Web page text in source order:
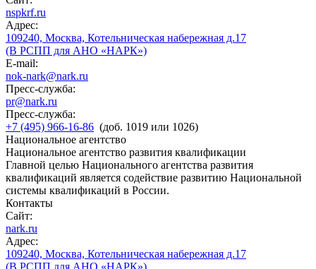
nspkrf.ru
Адрес:
109240, Москва, Котельническая набережная д.17
(В РСПП для АНО «НАРК»)
E-mail:
nok-nark@nark.ru
Пресс-служба:
pr@nark.ru
Пресс-служба:
+7 (495) 966-16-86 (доб. 1019 или 1026)
Национальное агентство
Национальное агентство развития квалификации
Главной целью Национального агентства развития
квалификаций является содействие развитию Национальной
системы квалификаций в России.
Контакты
Сайт:
nark.ru
Адрес:
109240, Москва, Котельническая набережная д.17
(В РСПП для АНО «НАРК»)